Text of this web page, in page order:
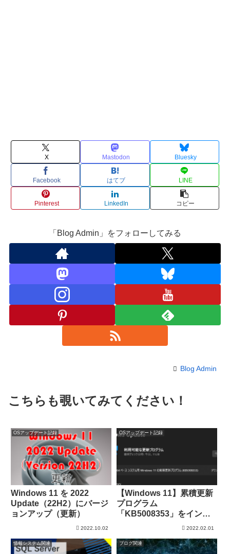
X Mastodon Bluesky
Facebook はてブ LINE
Pinterest LinkedIn コピー
「Blog Admin」をフォローしてみる
Blog Admin
こちらも覗いてみてください！
OSアップデート記録
Windows 11 を 2022
Update（22H2）にバージ
ョンアップ（更新）
2022.10.02
OSアップデート記録
【Windows 11】累積更新
プログラム
「KB5008353」をインス
2022.02.01
情報システム関連 ブログ関連